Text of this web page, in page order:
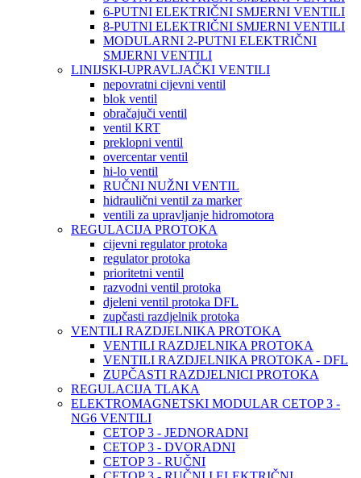
6-PUTNI ELEKTRIČNI SMJERNI VENTILI
8-PUTNI ELEKTRIČNI SMJERNI VENTILI
MODULARNI 2-PUTNI ELEKTRIČNI
SMJERNI VENTILI
LINIJSKI-UPRAVLJAČKI VENTILI
nepovratni cijevni ventil
blok ventil
obračajuči ventil
ventil KRT
preklopni ventil
overcentar ventil
hi-lo ventil
RUČNI NUŽNI VENTIL
hidraulični ventil za marker
ventili za upravljanje hidromotora
REGULACIJA PROTOKA
cijevni regulator protoka
regulator protoka
prioritetni ventil
razvodni ventil protoka
djeleni ventil protoka DFL
zupčasti razdjelnik protoka
VENTILI RAZDJELNIKA PROTOKA
VENTILI RAZDJELNIKA PROTOKA
VENTILI RAZDJELNIKA PROTOKA - DFL
ZUPČASTI RAZDJELNICI PROTOKA
REGULACIJA TLAKA
ELEKTROMAGNETSKI MODULAR CETOP 3 -
NG6 VENTILI
CETOP 3 - JEDNORADNI
CETOP 3 - DVORADNI
CETOP 3 - RUČNI